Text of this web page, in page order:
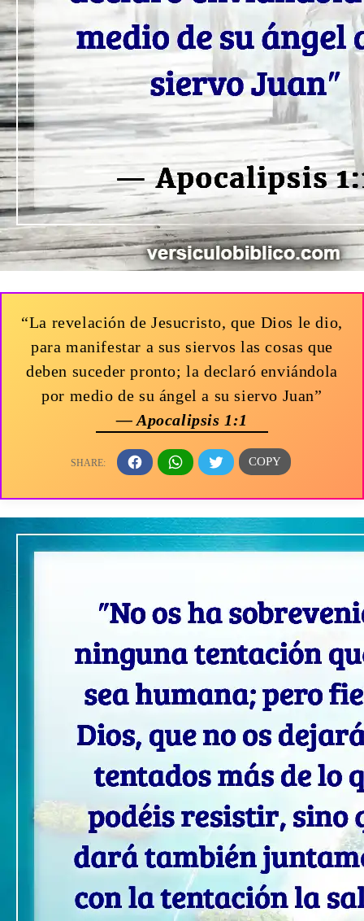
“La revelación de Jesucristo, que Dios le dio,
para manifestar a sus siervos las cosas que
deben suceder pronto; la declaró enviándola
por medio de su ángel a su siervo Juan”
— Apocalipsis 1:1